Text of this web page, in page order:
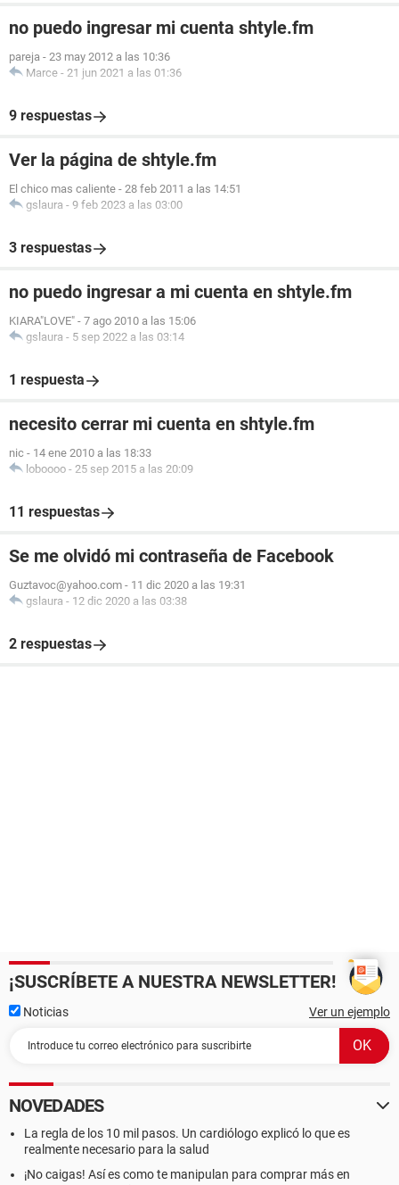
no puedo ingresar mi cuenta shtyle.fm
pareja - 23 may 2012 a las 10:36
Marce - 21 jun 2021 a las 01:36
9 respuestas
Ver la página de shtyle.fm
El chico mas caliente - 28 feb 2011 a las 14:51
gslaura - 9 feb 2023 a las 03:00
3 respuestas
no puedo ingresar a mi cuenta en shtyle.fm
KIARA"LOVE" - 7 ago 2010 a las 15:06
gslaura - 5 sep 2022 a las 03:14
1 respuesta
necesito cerrar mi cuenta en shtyle.fm
nic - 14 ene 2010 a las 18:33
loboooo - 25 sep 2015 a las 20:09
11 respuestas
Se me olvidó mi contraseña de Facebook
Guztavoc@yahoo.com - 11 dic 2020 a las 19:31
gslaura - 12 dic 2020 a las 03:38
2 respuestas
¡SUSCRÍBETE A NUESTRA NEWSLETTER!
Noticias Ver un ejemplo
NOVEDADES
La regla de los 10 mil pasos. Un cardiólogo explicó lo que es
realmente necesario para la salud
¡No caigas! Así es como te manipulan para comprar más en